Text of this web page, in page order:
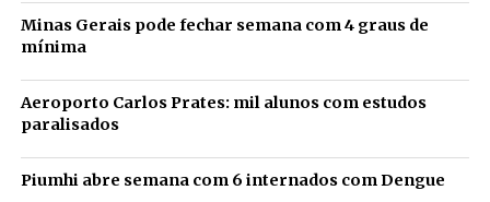
Minas Gerais pode fechar semana com 4 graus de
mínima
Aeroporto Carlos Prates: mil alunos com estudos
paralisados
Piumhi abre semana com 6 internados com Dengue